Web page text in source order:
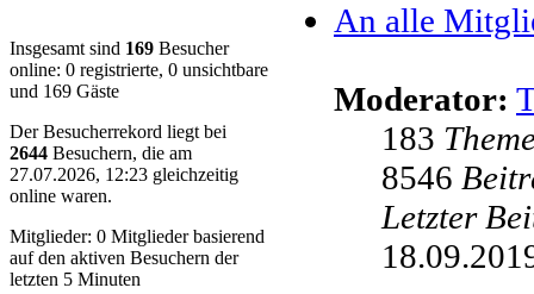
Insgesamt sind 169 Besucher
online: 0 registrierte, 0 unsichtbare
und 169 Gäste
Der Besucherrekord liegt bei
2644 Besuchern, die am
27.07.2026, 12:23 gleichzeitig
online waren.
Mitglieder: 0 Mitglieder basierend
auf den aktiven Besuchern der
letzten 5 Minuten
An alle
Moderator:
183
8546
Letzter